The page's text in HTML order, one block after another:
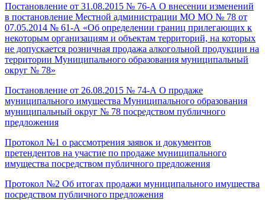
Постановление от 31.08.2015 № 76-А О внесении изменений
в постановление Местной администрации МО МО № 78 от
07.05.2014 № 61-А «Об определении границ прилегающих к
некоторым организациям и объектам территорий, на которых
не допускается розничная продажа алкогольной продукции на
территории Муниципального образования муниципальный
округ № 78»
Постановление от 26.08.2015 № 74-А О продаже
муниципального имущества Муниципального образования
муниципальный округ № 78 посредством публичного
предложения
Протокол №1 о рассмотрения заявок и документов
претендентов на участие по продаже муниципального
имущества посредством публичного предложения
Протокол №2 Об итогах продажи муниципального имущества
посредством публичного предложения